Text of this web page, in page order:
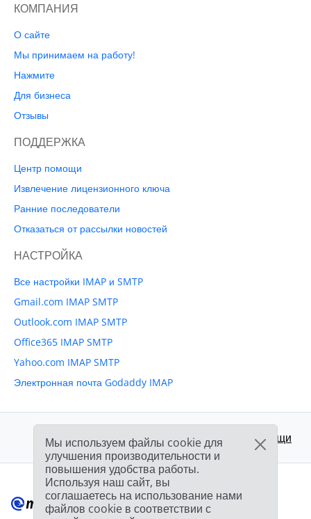
КОМПАНИЯ
О сайте
Мы принимаем на работу!
Нажмите
Для бизнеса
Отзывы
ПОДДЕРЖКА
Центр помощи
Извлечение лицензионного ключа
Ранние последователи
Отказаться от рассылки новостей
НАСТРОЙКА
Все настройки IMAP и SMTP
Gmail.com IMAP SMTP
Outlook.com IMAP SMTP
Office365 IMAP SMTP
Yahoo.com IMAP SMTP
Электронная почта Godaddy IMAP
Поддержка:Центр помощи
Мы используем файлы cookie для
улучшения производительности и
повышения удобства работы.
Используя наш сайт, вы
соглашаетесь на использование нами
файлов cookie в соответствии с